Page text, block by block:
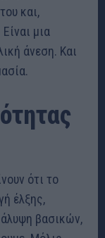
και,
μια
άνεση. Και
ότι το
έλξης,
βασικών,